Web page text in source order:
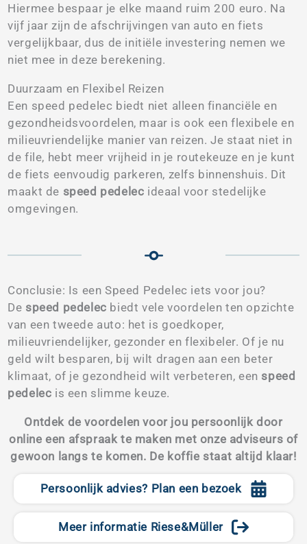
Hiermee bespaar je elke maand ruim 200 euro. Na
vijf jaar zijn de afschrijvingen van auto en fiets
vergelijkbaar, dus de initiële investering nemen we
niet mee in deze berekening.
Duurzaam en Flexibel Reizen
Een speed pedelec biedt niet alleen financiële en
gezondheidsvoordelen, maar is ook een flexibele en
milieuvriendelijke manier van reizen. Je staat niet in
de file, hebt meer vrijheid in je routekeuze en je kunt
de fiets eenvoudig parkeren, zelfs binnenshuis. Dit
maakt de speed pedelec ideaal voor stedelijke
omgevingen.
Conclusie: Is een Speed Pedelec iets voor jou?
De speed pedelec biedt vele voordelen ten opzichte
van een tweede auto: het is goedkoper,
milieuvriendelijker, gezonder en flexibeler. Of je nu
geld wilt besparen, bij wilt dragen aan een beter
klimaat, of je gezondheid wilt verbeteren, een speed
pedelec is een slimme keuze.
Ontdek de voordelen voor jou persoonlijk door
online een afspraak te maken met onze adviseurs of
gewoon langs te komen. De koffie staat altijd klaar!
Persoonlijk advies? Plan een bezoek
Meer informatie Riese&Müller